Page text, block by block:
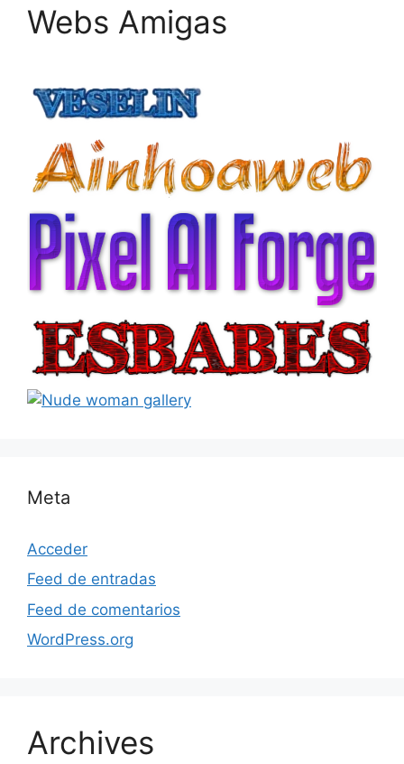
Webs Amigas
Meta
Acceder
Feed de entradas
Feed de comentarios
WordPress.org
Archives